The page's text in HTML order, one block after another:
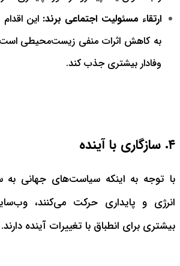
ارتقاء مسئولیت اجتماعی برند: این
به کاهش اثرات منفی زیست‌محیطی است
وفادار بیشتری جذب کند.
۴. سازگاری با آینده
با توجه به اینکه سیاست‌های جهانی
انرژی و پایداری حرکت می‌کنند،
بیشتری برای انطباق با تغییرات آینده دارند.